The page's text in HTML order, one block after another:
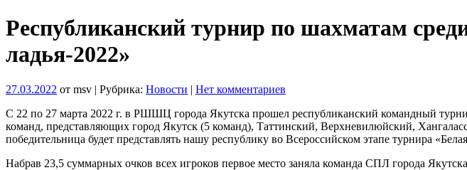
Республиканский турнир по шахматам
ладья-2022»
27.03.2022 от msv | Рубрика: Новости | Нет комментариев
С 22 по 27 марта 2022 г. в РШШЦ города Якутска прошел республиканский командный
команд, представляющих город Якутск (5 команд), Таттинский, Верхневилюйский,
победительница будет представлять нашу республику во Всероссийском этапе турнира
Набрав 23,5 суммарных очков всех игроков первое место заняла команда СПЛ города